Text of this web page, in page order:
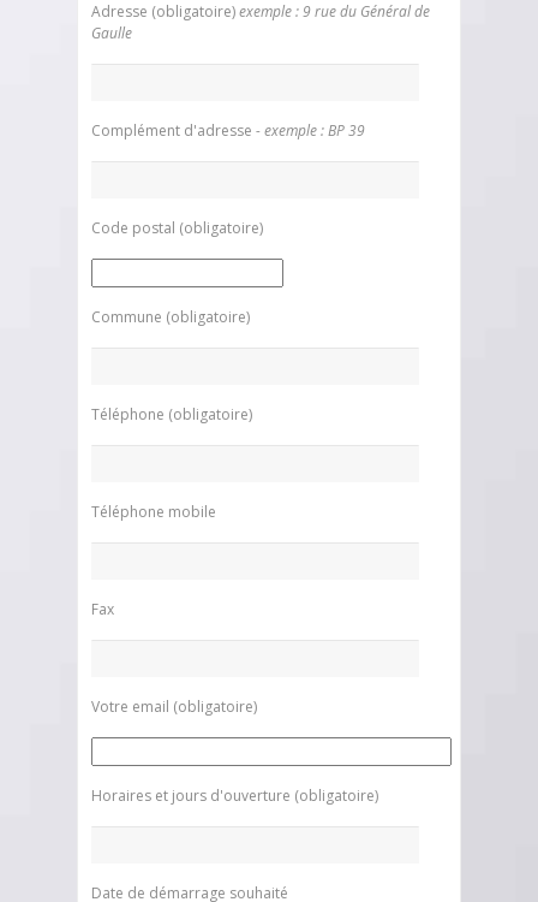
Adresse (obligatoire)exemple : 9 rue du Général de
Gaulle
Complément d'adresse - exemple : BP 39
Code postal (obligatoire)
Commune (obligatoire)
Téléphone (obligatoire)
Téléphone mobile
Fax
Votre email (obligatoire)
Horaires et jours d'ouverture (obligatoire)
Date de démarrage souhaité